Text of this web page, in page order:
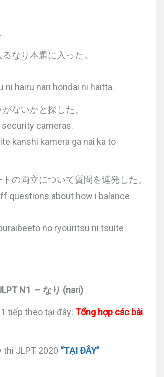
なり本題に入った。
hairu nari hondai ni haitta.
ないかと探した。
cameras.
kanshi kamera ga nai ka to
の両立について質問を連発した。
questions about how i balance
no ryouritsu ni tsuite
N1 – なり (nari)
tiếp theo tại đây: Tổng hợp các bài
thi JLPT 2020 “TẠI ĐÂY”